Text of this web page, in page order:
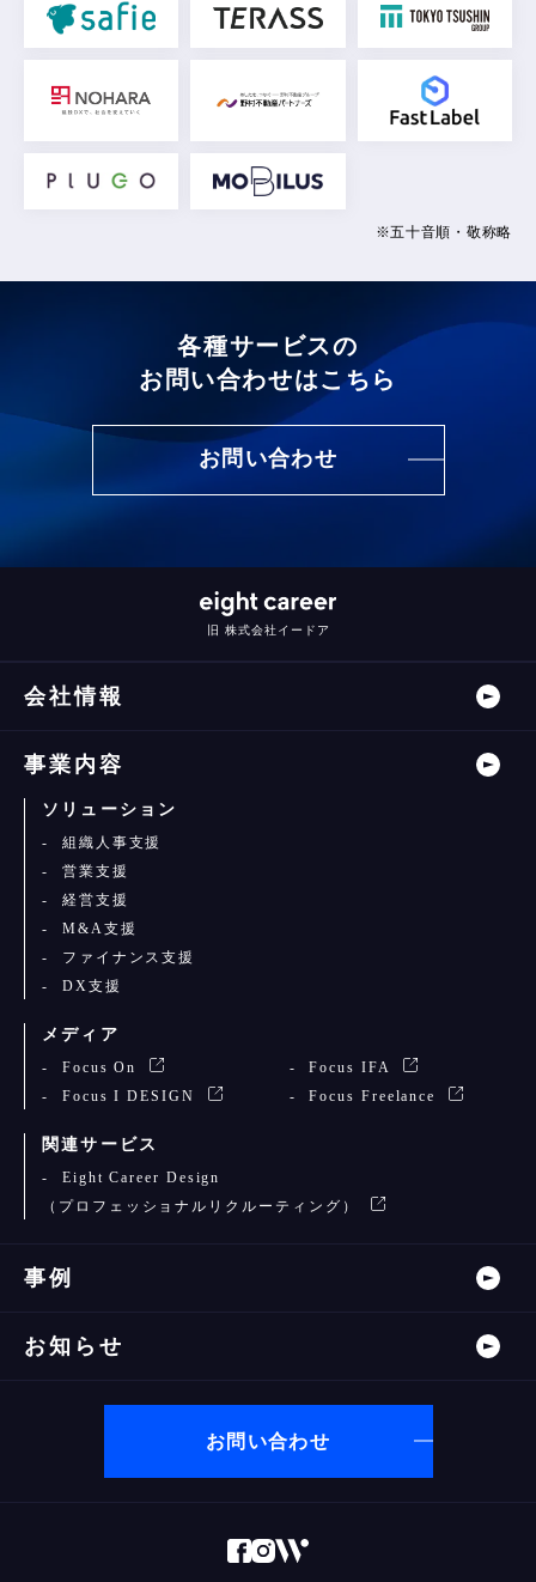
※五十音順・敬称略
各種サービスの
お問い合わせはこちら
お問い合わせ
旧 株式会社イードア
会社情報
事業内容
ソリューション
組織人事支援
営業支援
経営支援
M&A支援
ファイナンス支援
DX支援
メディア
Focus On
Focus IFA
Focus I DESIGN
Focus Freelance
関連サービス
Eight Career Design
（プロフェッショナルリクルーティング）
事例
お知らせ
お問い合わせ